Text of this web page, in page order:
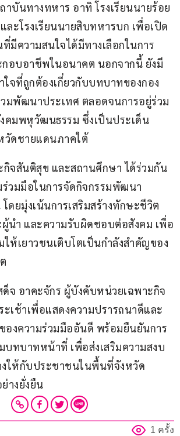
าบันทางทหาร อาทิ โรงเรียนนายร้อย
ละโรงเรียนนายสิบทหารบก เพื่อเปิด
มีความสนใจได้มีทางเลือกในการ
อบอาชีพในอนาคต นอกจากนี้ ยังมี
ใจที่ถูกต้องเกี่ยวกับบทบาทของกอง
มพัฒนาประเทศ ตลอดจนการอยู่ร่วม
คมพหุวัฒนธรรม ซึ่งเป็นประเด็น
ดชายแดนภาคใต้
จสันติสุข และสถานศึกษา ได้ร่วมกัน
ร่วมมือในการจัดกิจกรรมพัฒนา
ดยมุ่งเน้นการเสริมสร้างทักษะชีวิต
นำ และความรับผิดชอบต่อสังคม เพื่อ
ให้เยาวชนเติบโตเป็นกำลังสำคัญของ
ด็จ อาคะจักร ผู้บังคับหน่วยเฉพาะกิจ
เช้าเพื่อแสดงความปรารถนาดีและ
องความร่วมมืออันดี พร้อมยืนยันการ
บทบาทหน้าที่ เพื่อส่งเสริมความสงบ
ให้กับประชาชนในพื้นที่จังหวัด
างยั่งยืน
1 ครั้ง